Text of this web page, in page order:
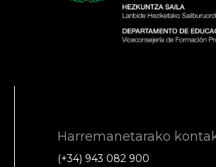
Harremanetarako
(+34) 943 082 900